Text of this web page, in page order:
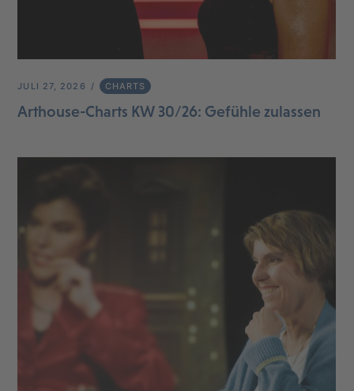
JULI 27, 2026 CHARTS
Arthouse-Charts KW 30/26: Gefühle zulassen